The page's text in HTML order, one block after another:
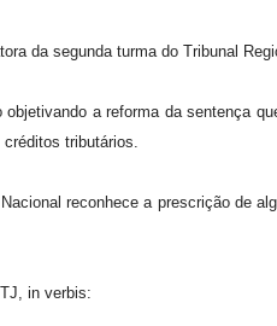
da segunda turma do Tribunal
objetivando a reforma da sentença
tributários.
reconhece a prescrição de
in verbis: